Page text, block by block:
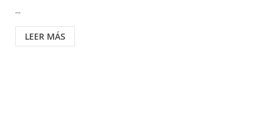
...
LEER MÁS